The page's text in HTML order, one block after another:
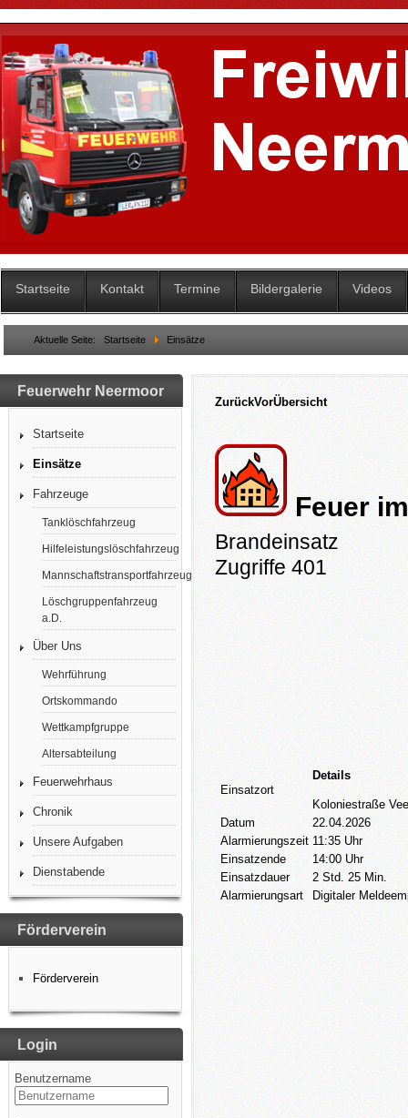
Startseite Kontakt Termine Bildergalerie Videos
Aktuelle Seite: Startseite Einsätze
Feuerwehr Neermoor
Startseite
Einsätze
Fahrzeuge
Tanklöschfahrzeug
Hilfeleistungslöschfahrzeug
Mannschaftstransportfahrzeug
Löschgruppenfahrzeug
a.D.
Über Uns
Wehrführung
Ortskommando
Wettkampfgruppe
Altersabteilung
Feuerwehrhaus
Chronik
Unsere Aufgaben
Dienstabende
Förderverein
Förderverein
Login
Benutzername
ZurückVorÜbersicht
Feuer
Brandeinsatz
Zugriffe 401
Einsatzort
Details
Koloniestraße
Datum
22.04.2026
Alarmierungszeit 11:35 Uhr
Einsatzende
14:00 Uhr
Einsatzdauer
2 Std. 25 Min.
Alarmierungsart
Digitaler